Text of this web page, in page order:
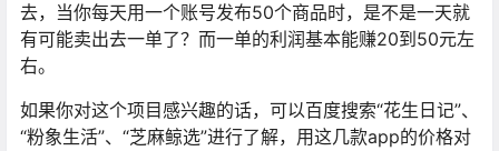
去，当你每天用一个账号发布50个商品时，是不是一天就
有可能卖出去一单了？而一单的利润基本能赚20到50元左
右。
如果你对这个项目感兴趣的话，可以百度搜索“花生日记”、
“粉象生活”、“芝麻鲸选”进行了解，用这几款app的价格对